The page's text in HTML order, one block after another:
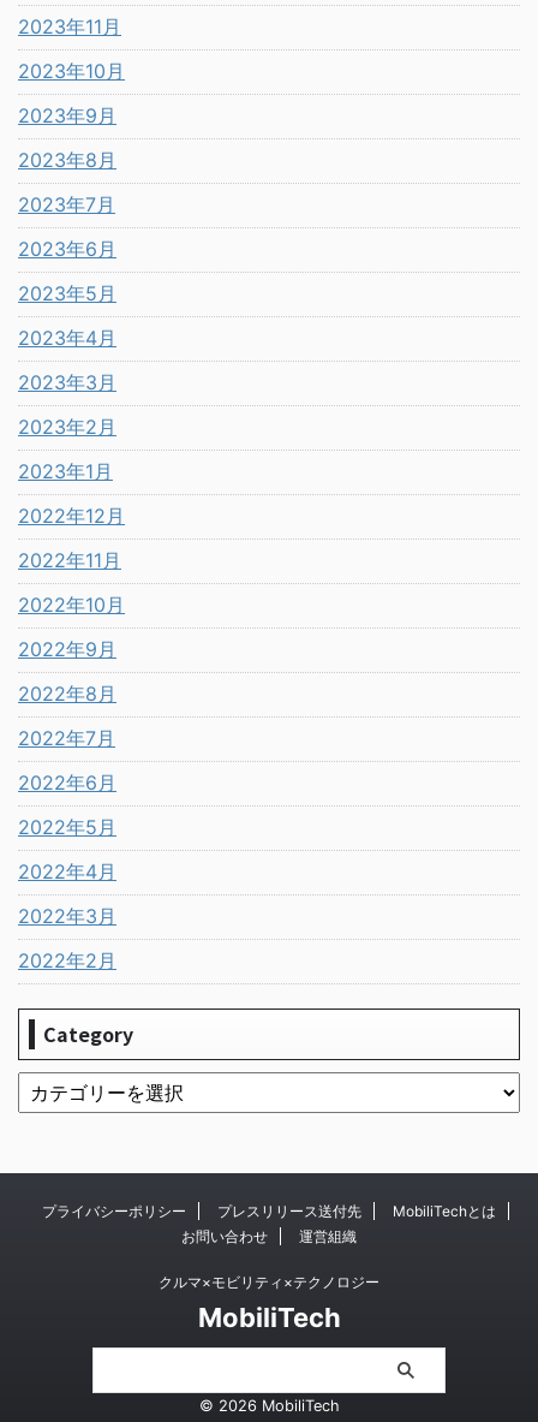
2023年11月
2023年10月
2023年9月
2023年8月
2023年7月
2023年6月
2023年5月
2023年4月
2023年3月
2023年2月
2023年1月
2022年12月
2022年11月
2022年10月
2022年9月
2022年8月
2022年7月
2022年6月
2022年5月
2022年4月
2022年3月
2022年2月
Category
プライバシーポリシー プレスリリース送付先
MobiliTechとは
お問い合わせ
運営組織
クルマ×モビリティ×テクノロジー
MobiliTech
© 2026 MobiliTech